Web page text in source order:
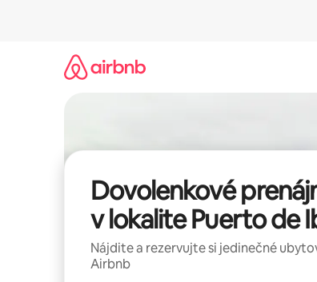
Dovolenkové
v lokalite Puerto de
Nájdite a rezervujte si jedinečné
Airbnb